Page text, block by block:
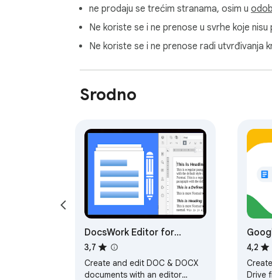
ne prodaju se trećim stranama, osim u
Ne koriste se i ne prenose u svrhe koje
Ne koriste se i ne prenose radi utvrđivanja
Srodno
DocsWork Editor for
documents DOC & DOCX
3,7
Create and edit DOC & DOCX
documents with an editor
4,2
Drive